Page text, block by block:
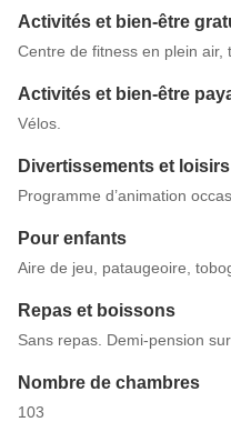
Activités et bien-être
Centre de fitness en plein air,
Activités et bien-être
Vélos.
Divertissements et loisirs
Programme d’animation
Pour enfants
Aire de jeu, pataugeoire,
Repas et boissons
Sans repas. Demi-pension
Nombre de chambres
103